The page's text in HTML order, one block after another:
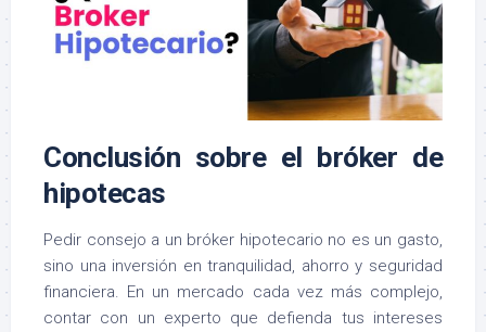
Conclusión sobre el bróker de
hipotecas
Pedir consejo a un bróker hipotecario no es un gasto,
sino una inversión en tranquilidad, ahorro y seguridad
financiera. En un mercado cada vez más complejo,
contar con un experto que defienda tus intereses